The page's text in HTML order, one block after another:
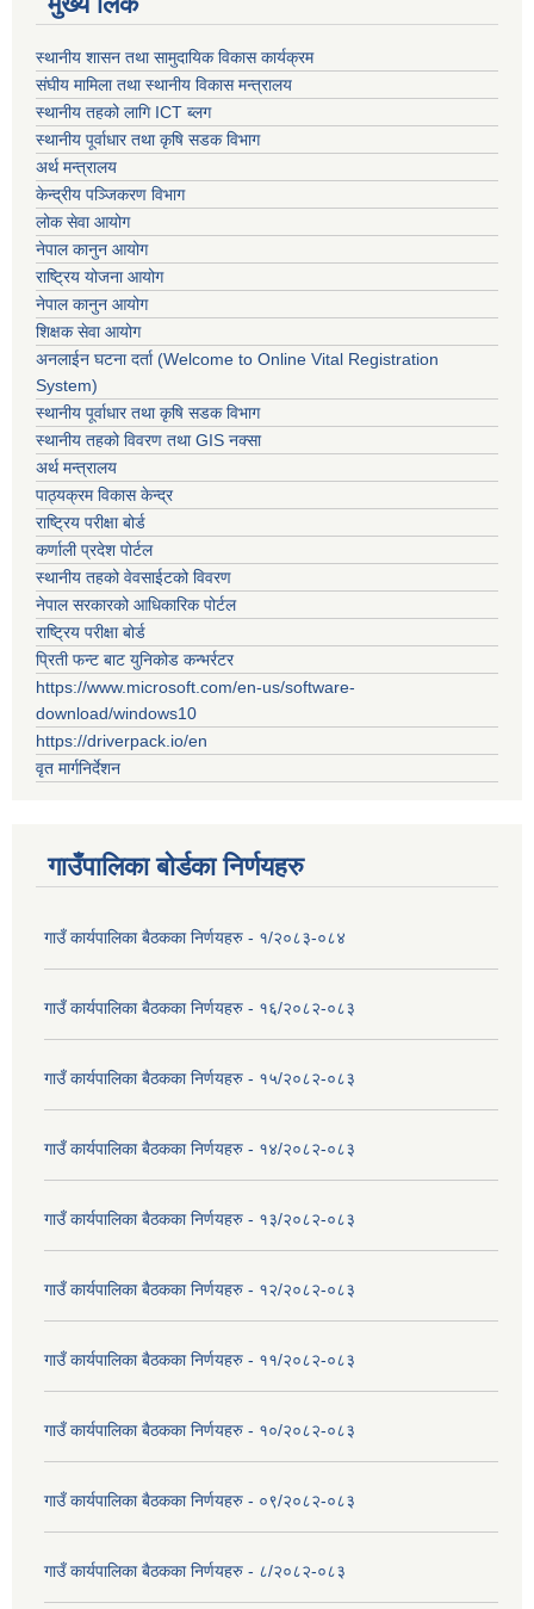
स्थानीय शासन तथा सामुदायिक विकास कार्यक्रम
संघीय मामिला तथा स्थानीय विकास मन्त्रालय
स्थानीय तहको लागि ICT ब्लग
स्थानीय पूर्वाधार तथा कृषि सडक विभाग
अर्थ मन्त्रालय
केन्द्रीय पञ्जिकरण विभाग
लोक सेवा आयोग
नेपाल कानुन आयोग
राष्ट्रिय योजना आयोग
नेपाल कानुन आयोग
शिक्षक सेवा आयोग
अनलाईन घटना दर्ता (Welcome to Online Vital Registration
System)
स्थानीय पूर्वाधार तथा कृषि सडक विभाग
स्थानीय तहको विवरण तथा GIS नक्सा
अर्थ मन्त्रालय
पाठ्यक्रम विकास केन्द्र
राष्ट्रिय परीक्षा बोर्ड
कर्णाली प्रदेश पोर्टल
स्थानीय तहको वेवसाईटको विवरण
नेपाल सरकारको आधिकारिक पोर्टल
राष्ट्रिय परीक्षा बोर्ड
प्रिती फन्ट बाट युनिकोड कन्भर्रटर
https://www.microsoft.com/en-us/software-
download/windows10
https://driverpack.io/en
वृत मार्गनिर्देशन
गाउँपालिका बोर्डका निर्णयहरु
गाउँ कार्यपालिका बैठकका निर्णयहरु - १/२०८३-०८४
गाउँ कार्यपालिका बैठकका निर्णयहरु - १६/२०८२-०८३
गाउँ कार्यपालिका बैठकका निर्णयहरु - १५/२०८२-०८३
गाउँ कार्यपालिका बैठकका निर्णयहरु - १४/२०८२-०८३
गाउँ कार्यपालिका बैठकका निर्णयहरु - १३/२०८२-०८३
गाउँ कार्यपालिका बैठकका निर्णयहरु - १२/२०८२-०८३
गाउँ कार्यपालिका बैठकका निर्णयहरु - ११/२०८२-०८३
गाउँ कार्यपालिका बैठकका निर्णयहरु - १०/२०८२-०८३
गाउँ कार्यपालिका बैठकका निर्णयहरु - ०९/२०८२-०८३
गाउँ कार्यपालिका बैठकका निर्णयहरु - ८/२०८२-०८३